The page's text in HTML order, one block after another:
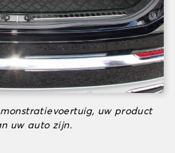
uw product
uw auto zijn.